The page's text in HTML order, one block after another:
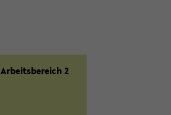
Ar­beits­be­reich 2